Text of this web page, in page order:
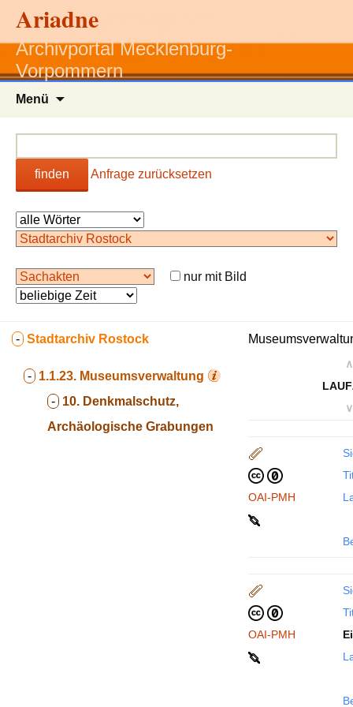
Ariadne
Archivportal Mecklenburg-
Vorpommern
Menü
finden Anfrage zurücksetzen
nur mit Bild
- Stadtarchiv Rostock
- 1.1.23. Museumsverwaltung
- 10. Denkmalschutz,
Archäologische Grabungen
∧
∨
OAI-PMH
OAI-PMH